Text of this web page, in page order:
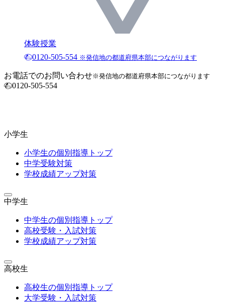
体験授業
0120-505-554 ※発信地の都道府県本部につながります
お電話でのお問い合わせ※発信地の都道府県本部につながります
0120-505-554
小学生
小学生の個別指導トップ
中学受験対策
学校成績アップ対策
中学生
中学生の個別指導トップ
高校受験・入試対策
学校成績アップ対策
高校生
高校生の個別指導トップ
大学受験・入試対策